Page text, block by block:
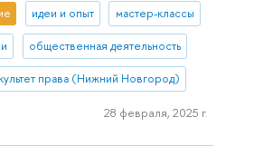
идеи и опыт мастер-классы
общественная деятельность
права (Нижний Новгород)
28 февраля, 2025 г.